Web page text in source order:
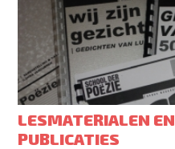
LESMATERIALEN EN
PUBLICATIES